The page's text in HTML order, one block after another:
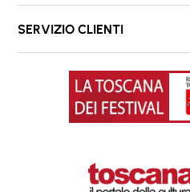
SERVIZIO CLIENTI